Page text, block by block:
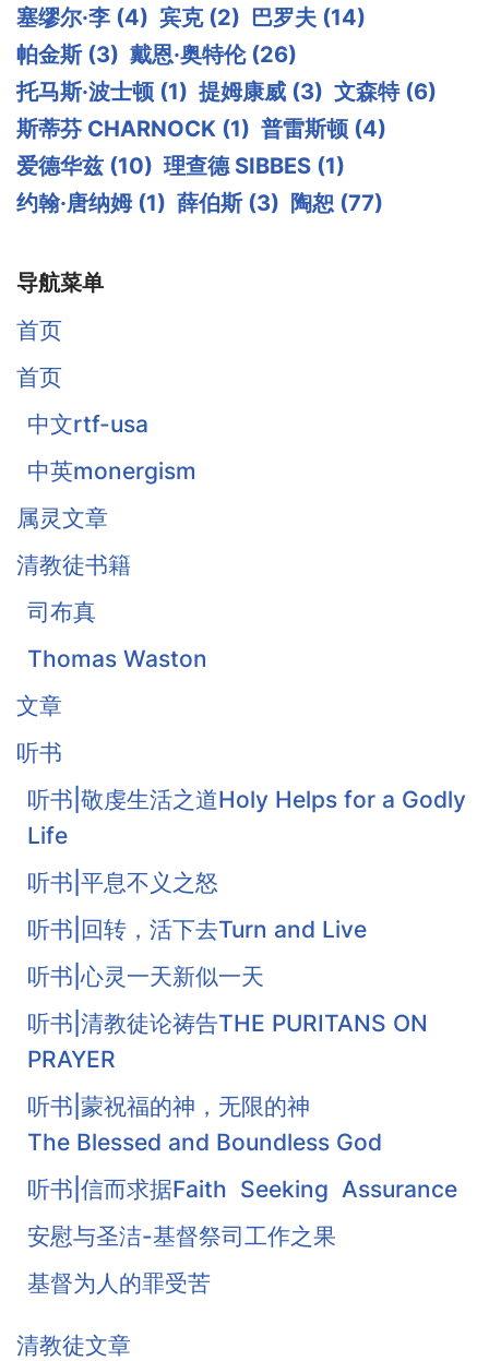
塞缪尔·李 (4) 宾克 (2) 巴罗夫 (14)
帕金斯 (3) 戴恩·奥特伦 (26)
托马斯·波士顿 (1) 提姆康威 (3) 文森特 (6)
斯蒂芬 CHARNOCK (1) 普雷斯顿 (4)
爱德华兹 (10) 理查德 SIBBES (1)
约翰·唐纳姆 (1) 薛伯斯 (3) 陶恕 (77)
导航菜单
首页
首页
中文rtf-usa
中英monergism
属灵文章
清教徒书籍
司布真
Thomas Waston
文章
听书
听书|敬虔生活之道Holy Helps for a Godly
Life
听书|平息不义之怒
听书|回转，活下去Turn and Live
听书|心灵一天新似一天
听书|清教徒论祷告THE PURITANS ON
PRAYER
听书|蒙祝福的神，无限的神
The Blessed and Boundless God
听书|信而求据Faith Seeking Assurance
安慰与圣洁-基督祭司工作之果
基督为人的罪受苦
基督徒的珍宝-知足
清教徒文章